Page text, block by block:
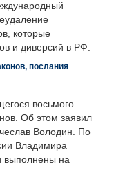
которые
и диверсий в РФ.
послания
восьмого
Об этом заявил
Володин. По
Владимира
выполнены на